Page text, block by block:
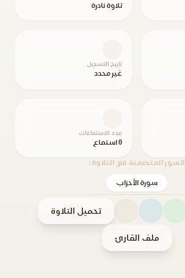
تلاوة نادرة
تاريخ التسجيل
غير محدد
عدد الاستماعات
0 استماع
السور المتضمنة في التلاوة:
سورة الأحزاب
تحميل التلاوة
ملف القارئ